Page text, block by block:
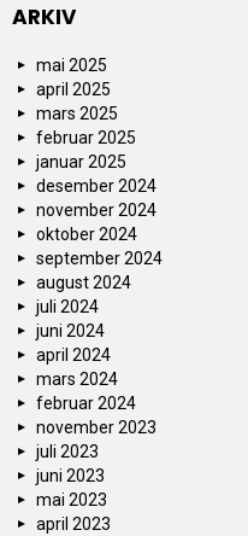
ARKIV
mai 2025
april 2025
mars 2025
februar 2025
januar 2025
desember 2024
november 2024
oktober 2024
september 2024
august 2024
juli 2024
juni 2024
april 2024
mars 2024
februar 2024
november 2023
juli 2023
juni 2023
mai 2023
april 2023